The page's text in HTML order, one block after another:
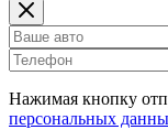
Нажимая кнопку
персональных